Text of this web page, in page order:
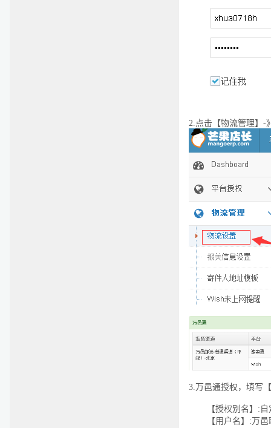
2. 点击【物流管理】-
3. 万邑通授权，填写
【授权别名】:
【用户名】:万